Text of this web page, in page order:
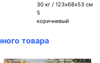
30 кг / 123х68х53 см
5
коричневый
товара